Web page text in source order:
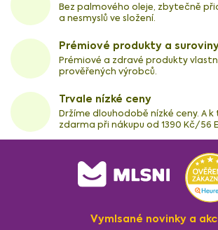
Bez palmového oleje, zbytečně
a nesmyslů ve složení.
Prémiové produkty a
Prémiové a zdravé produkty
prověřených výrobců.
Trvale nízké ceny
Držíme dlouhodobě nízké ceny. A
zdarma při nákupu od 1390 Kč/56
Vymlsané novinky a